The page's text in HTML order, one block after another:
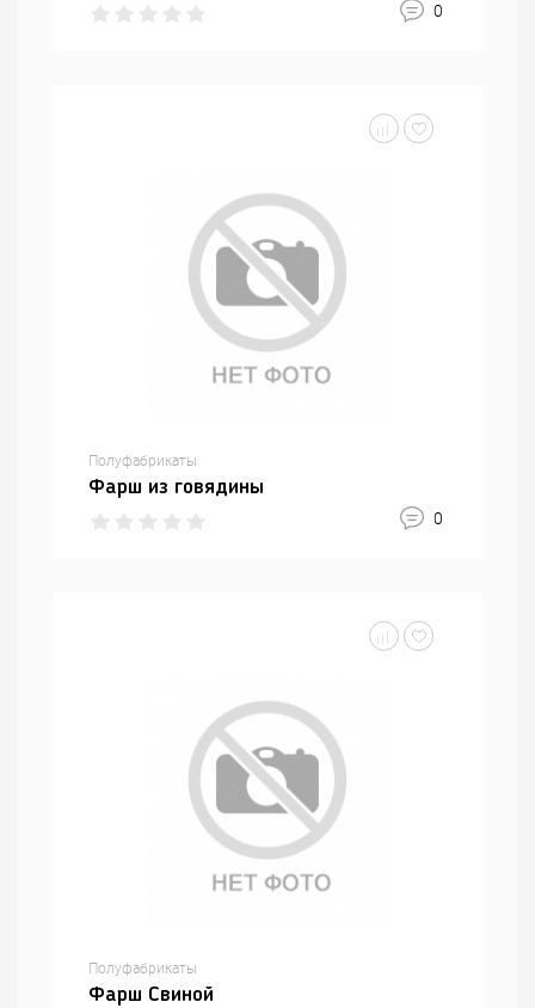
0
Полуфабрикаты
Фарш из говядины
0
Полуфабрикаты
Фарш Свиной